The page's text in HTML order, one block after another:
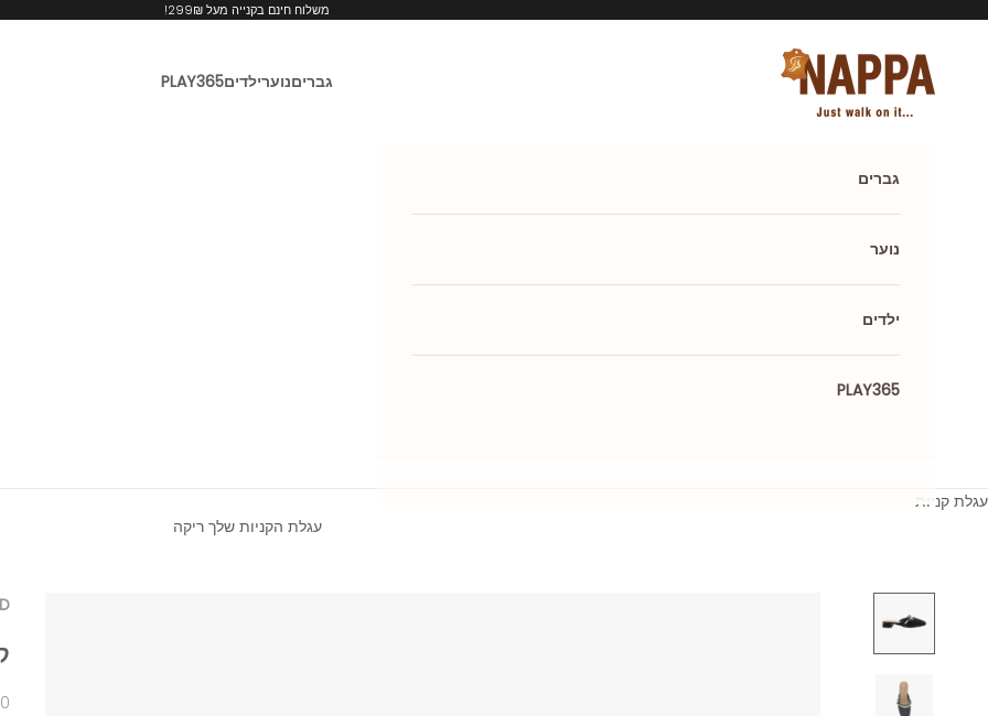
משלוח חינם בקנייה מעל 299₪!
Nappa shoes
גבריםנוערילדיםPLAY365
גברים
נוער
ילדים
PLAY365
עגלת קניות
עגלת הקניות שלך ריקה